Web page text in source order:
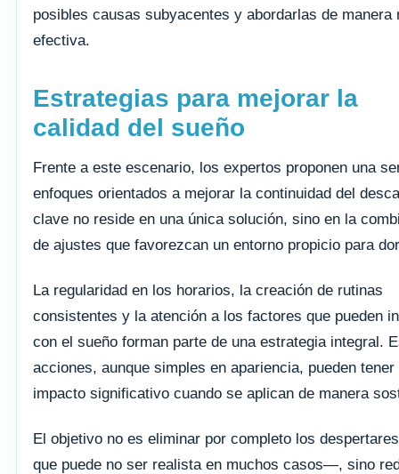
posibles causas subyacentes y abordarlas de manera
efectiva.
Estrategias para mejorar la
calidad del sueño
Frente a este escenario, los expertos proponen una
enfoques orientados a mejorar la continuidad del
clave no reside en una única solución, sino en la
de ajustes que favorezcan un entorno propicio para
La regularidad en los horarios, la creación de rutinas
consistentes y la atención a los factores que pueden
con el sueño forman parte de una estrategia integral.
acciones, aunque simples en apariencia, pueden tener
impacto significativo cuando se aplican de manera
El objetivo no es eliminar por completo los
que puede no ser realista en muchos casos—, sino